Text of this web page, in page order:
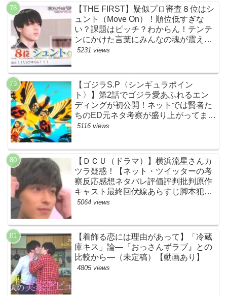
【THE FIRST】疑似プロ審査８位はシ
ュント（Move On）！順位低すぎな
い？課題はピッチ？わからん！テンテ
ンにかけた言葉にみんなの魂が震えて
ます…【ザファースト・ネットのネタ
5231 views
【ゴジラS.P〈シンギュラポイン
ト〉】第2話でゴジラ愛あふれるエン
ディングが初公開！ネットでは賢者た
ちのED元ネタ考察が盛り上がってま
す！モスラやメカゴジラ（機龍）も登
5116 views
【ＤＣＵ（ドラマ）】横浜流星さんカ
ツラ疑惑！【ネット・ツイッターの考
察反応感想ネタバレ評価評判批判原作
キャスト最終回伏線あらすじ脚本犯人
黒幕まとめ・着飾る恋には理由があっ
5064 views
【着飾る恋には理由があって】「冷蔵
庫キス」論―『おっさんずラブ』との
比較から―（未定稿）【動画あり】
4805 views